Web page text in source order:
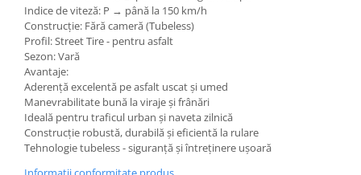
Indice de viteză: P → până la 150 km/h
Construcție: Fără cameră (Tubeless)
Profil: Street Tire - pentru asfalt
Sezon: Vară
Avantaje:
Aderență excelentă pe asfalt uscat și umed
Manevrabilitate bună la viraje și frânări
Ideală pentru traficul urban și naveta zilnică
Construcție robustă, durabilă și eficientă la rulare
Tehnologie tubeless - siguranță și întreținere ușoară